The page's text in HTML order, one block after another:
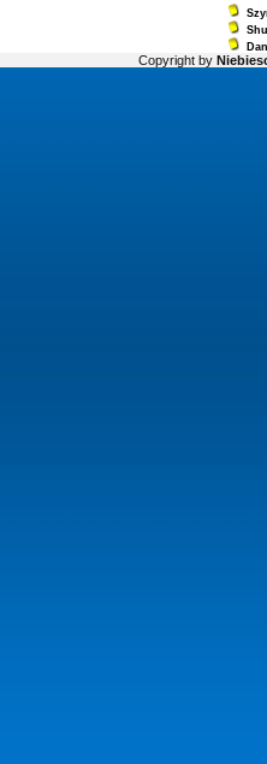
Copyright by